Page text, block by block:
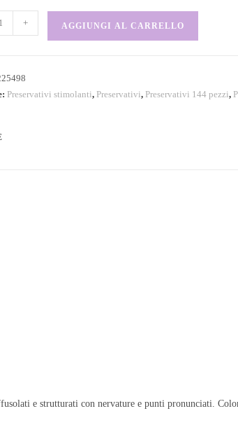
+ AGGIUNGI AL CARRELLO
Preservativi stimolanti, Preservativi, Preservativi 144 pezzi,
e strutturati con nervature e punti pronunciati.